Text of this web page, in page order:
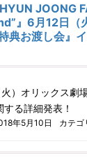
HYUN JOONG
』6月12日（
典お渡し会』
）オリックス劇
る詳細発表！
年5月10日 カテゴ